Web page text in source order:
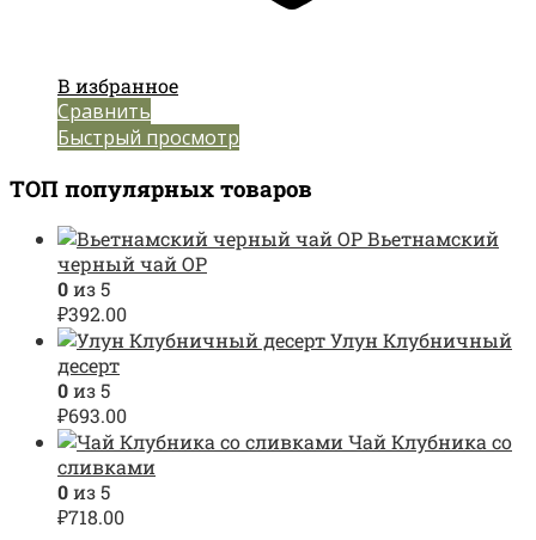
В избранное
Сравнить
Быстрый просмотр
ТОП популярных товаров
Вьетнамский
черный чай OP
0из 5
₽392.00
Улун Клубничный
десерт
0из 5
₽693.00
Чай Клубника со
сливками
0из 5
₽718.00